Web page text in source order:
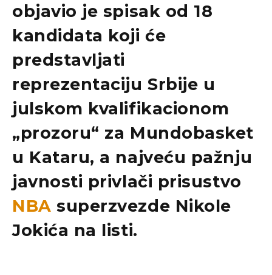
objavio je spisak od 18
kandidata koji će
predstavljati
reprezentaciju Srbije u
julskom kvalifikacionom
„prozoru“ za Mundobasket
u Kataru, a najveću pažnju
javnosti privlači prisustvo
NBA superzvezde Nikole
Jokića na listi.